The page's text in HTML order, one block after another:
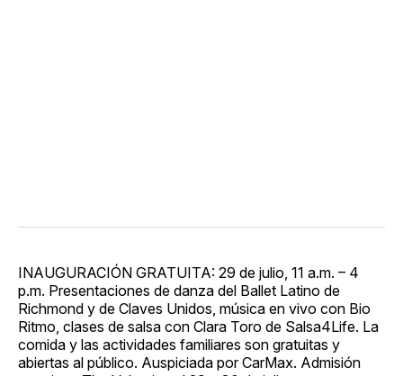
INAUGURACIÓN GRATUITA: 29 de julio, 11 a.m. – 4
p.m. Presentaciones de danza del Ballet Latino de
Richmond y de Claves Unidos, música en vivo con Bio
Ritmo, clases de salsa con Clara Toro de Salsa4Life. La
comida y las actividades familiares son gratuitas y
abiertas al público. Auspiciada por CarMax. Admisión